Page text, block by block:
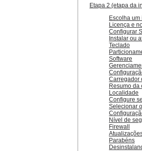
Etapa 2 (etapa da
Escolha
Licença e
Configurar
Instalar ou
Teclado
Software
Carregador
Resumo da
Localidade
Configure
Selecionar
Nível de
Firewall
Parabéns